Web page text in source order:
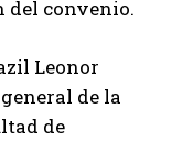
del convenio.
Leonor
de la
de